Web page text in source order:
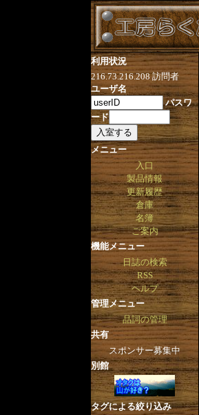
利用状況
216.73.216.208訪問者
ユーザ名
パスワ
ード
メニュー
入口
製品情報
更新履歴
倉庫
名簿
ご案内
機能メニュー
日誌の検索
RSS
ヘルプ
管理メニュー
品詞の管理
共有
スポンサー募集中
別館
タグによる絞り込み